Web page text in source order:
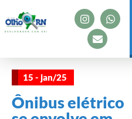
15 - jan/25
Ônibus elétrico